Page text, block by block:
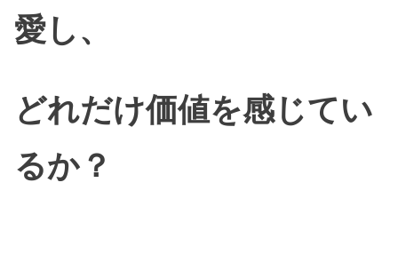
愛し、
どれだけ価値を感じてい
るか？